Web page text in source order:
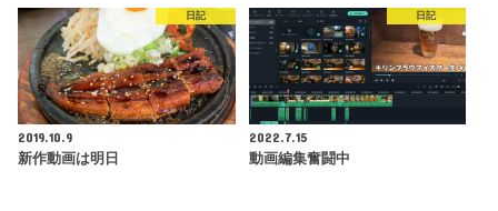
日記
2019.10.9
新作動画は明日
日記
2022.7.15
動画編集奮闘中